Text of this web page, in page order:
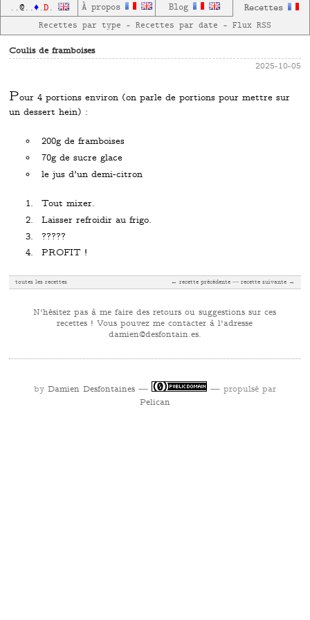
..@..♦.D. À propos Blog Recettes
Recettes par type — Recettes par date — Flux RSS
Coulis de framboises
2025-10-05
Pour 4 portions environ (on parle de portions pour mettre sur
un dessert hein) :
200g de framboises
70g de sucre glace
le jus d'un demi-citron
Tout mixer.
Laisser refroidir au frigo.
?????
PROFIT !
← recette précédente recette suivante →
toutes les recettes
N'hésitez pas à me faire des retours ou suggestions sur ces
recettes ! Vous pouvez me contacter à l'adresse
se.niatnofsed@neimad.
by Damien Desfontaines —
— propulsé par
Pelican